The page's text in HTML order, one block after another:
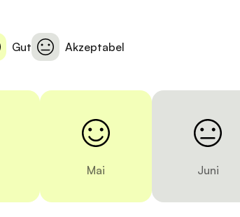
Gut Akzeptabel
Mai Juni